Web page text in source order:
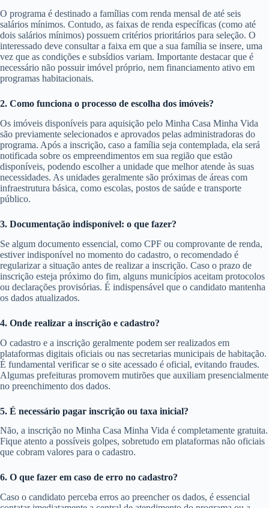
O programa é destinado a famílias com renda mensal de até seis
salários mínimos. Contudo, as faixas de renda específicas (como até
dois salários mínimos) possuem critérios prioritários para seleção. O
interessado deve consultar a faixa em que a sua família se insere, uma
vez que as condições e subsídios variam. Importante destacar que é
necessário não possuir imóvel próprio, nem financiamento ativo em
programas habitacionais.
2. Como funciona o processo de escolha dos imóveis?
Os imóveis disponíveis para aquisição pelo Minha Casa Minha Vida
são previamente selecionados e aprovados pelas administradoras do
programa. Após a inscrição, caso a família seja contemplada, ela será
notificada sobre os empreendimentos em sua região que estão
disponíveis, podendo escolher a unidade que melhor atende às suas
necessidades. As unidades geralmente são próximas de áreas com
infraestrutura básica, como escolas, postos de saúde e transporte
público.
3. Documentação indisponível: o que fazer?
Se algum documento essencial, como CPF ou comprovante de renda,
estiver indisponível no momento do cadastro, o recomendado é
regularizar a situação antes de realizar a inscrição. Caso o prazo de
inscrição esteja próximo do fim, alguns municípios aceitam protocolos
ou declarações provisórias. É indispensável que o candidato mantenha
os dados atualizados.
4. Onde realizar a inscrição e cadastro?
O cadastro e a inscrição geralmente podem ser realizados em
plataformas digitais oficiais ou nas secretarias municipais de habitação.
É fundamental verificar se o site acessado é oficial, evitando fraudes.
Algumas prefeituras promovem mutirões que auxiliam presencialmente
no preenchimento dos dados.
5. É necessário pagar inscrição ou taxa inicial?
Não, a inscrição no Minha Casa Minha Vida é completamente gratuita.
Fique atento a possíveis golpes, sobretudo em plataformas não oficiais
que cobram valores para o cadastro.
6. O que fazer em caso de erro no cadastro?
Caso o candidato perceba erros ao preencher os dados, é essencial